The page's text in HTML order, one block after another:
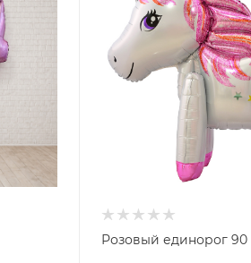
Розовый единорог 90